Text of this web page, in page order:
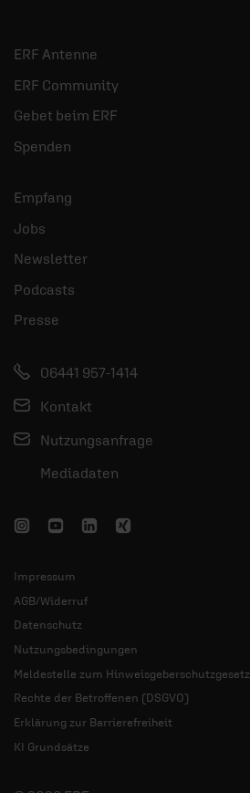
ERF Antenne
ERF Community
Gebet beim ERF
Spenden
Empfang
Jobs
Newsletter
Podcasts
Presse
06441 957-1414
Kontakt
Nutzungsanfrage
Mediadaten
Impressum
AGB/Widerruf
Datenschutz
Nutzungsbedingungen
Meldestelle zum Hinweisgeberschutzgesetz
Rechte der Betroffenen (DSGVO)
Erklärung zur Barrierefreiheit
KI Grundsätze